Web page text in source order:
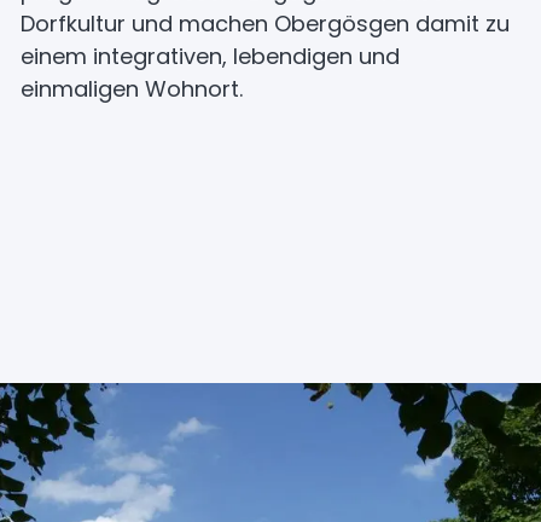
Dorfkultur und machen Obergösgen damit zu
einem integrativen, lebendigen und
einmaligen Wohnort.
Fusszeile